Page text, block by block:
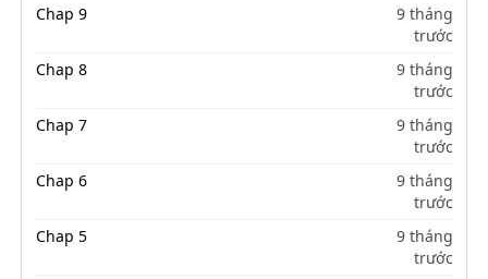
Chap 9
9 tháng
trước
Chap 8
9 tháng
trước
Chap 7
9 tháng
trước
Chap 6
9 tháng
trước
Chap 5
9 tháng
trước